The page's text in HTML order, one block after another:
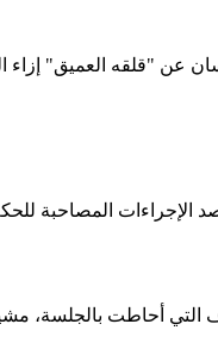
عن "قلقه العميق" إزاء
المصاحبة
التي أحاطت بالجلسة،